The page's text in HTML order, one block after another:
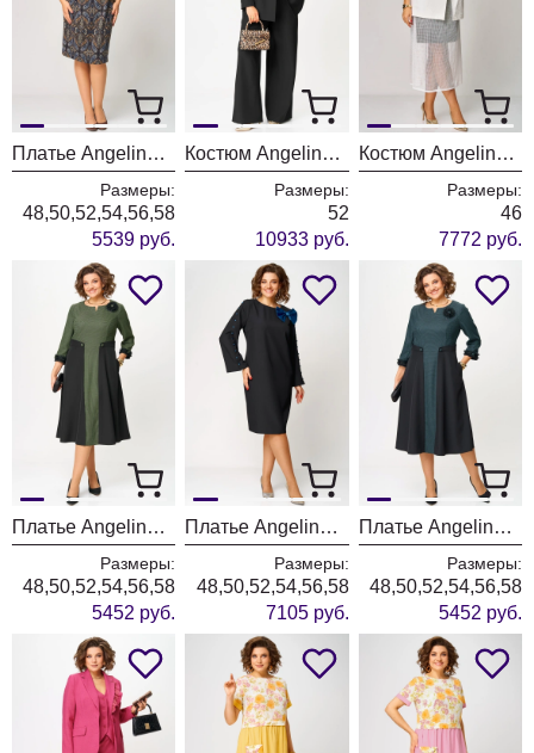
Платье Angelina & Company 1277
Размеры:
48,50,52,54,56,58
5539 руб.
Костюм Angelina & Company 1276
Размеры:
52
10933 руб.
Костюм Angelina & Company 1272
Размеры:
46
7772 руб.
Платье Angelina & Company 1270
Размеры:
48,50,52,54,56,58
5452 руб.
Платье Angelina & Company 1269
Размеры:
48,50,52,54,56,58
7105 руб.
Платье Angelina & Company 1268
Размеры:
48,50,52,54,56,58
5452 руб.